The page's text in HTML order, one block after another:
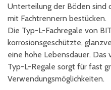
Unterteilung der Böden sind
mit Fachtrennern bestücken.
Die Typ-L-Fachregale von
korrosionsgeschützte,
eine hohe Lebensdauer. Das
Typ-L-Regale sorgt für fast
Verwendungsmöglichkeiten.